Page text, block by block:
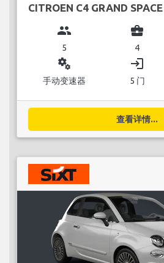
CITROEN C4 GRAND
group
5
business_center
4
miscellaneous_services
手动变速器
login
5 门
查看详情...